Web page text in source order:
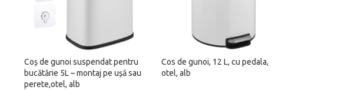
Coș de gunoi suspendat pentru
bucătărie 5L – montaj pe ușă sau
perete,otel, alb
Cos de gunoi, 12 L, cu pedala,
otel, alb